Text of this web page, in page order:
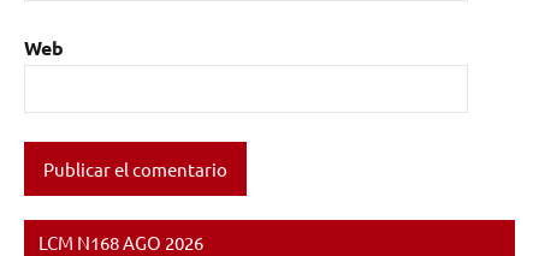
Web
LCM N168 AGO 2026